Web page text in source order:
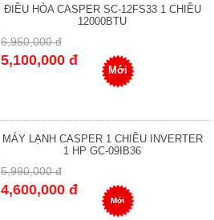
ĐIỀU HÒA CASPER SC-12FS33 1 CHIỀU
12000BTU
6,950,000 đ
5,100,000 đ
Mới
MÁY LẠNH CASPER 1 CHIỀU INVERTER
1 HP GC-09IB36
5,990,000 đ
4,600,000 đ
Mới